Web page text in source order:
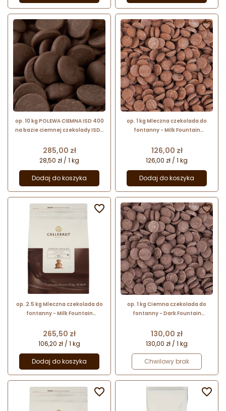
op. 10 kg POLEWA CIEMNA ISD 400
na bazie ciemnej czekolady ISD-
Cena
285,00 zł
28,50 zł / 1 kg
Dodaj do koszyka

op. 1 kg Mleczna czekolada do
fontanny - Milk Fountain
Cena
126,00 zł
126,00 zł / 1 kg
Dodaj do koszyka

op. 2.5 kg Mleczna czekolada do
fontanny - Milk Fountain
kat. CHM-N823FOUNE4-U71
Cena
265,50 zł
106,20 zł / 1 kg
Dodaj do koszyka

op. 1 kg Ciemna czekolada do
fontanny - Dark Fountain
Cena
130,00 zł
130,00 zł / 1 kg
Chwilowy brak

 